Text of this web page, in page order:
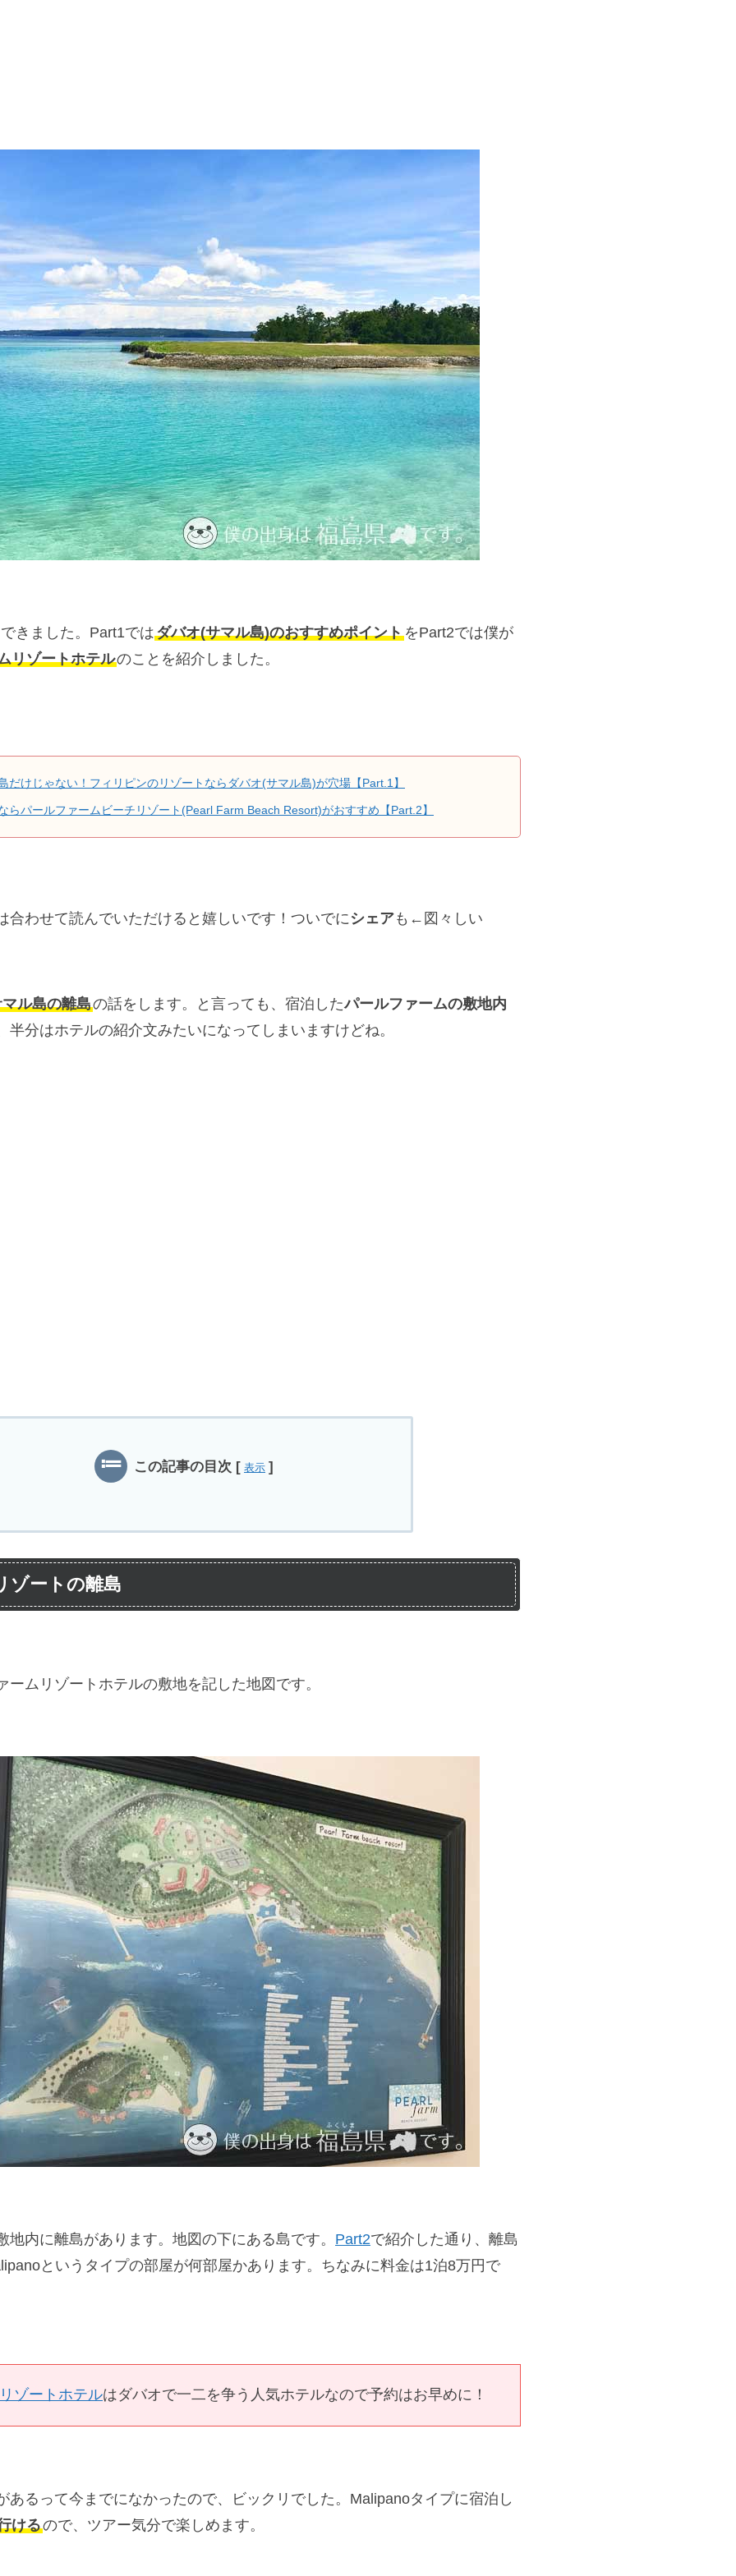
きました。Part1ではダバオ(サマル島)のおすすめポイント をPart2では僕が
リゾートホテルのことを紹介しました。
だけじゃない！フィリピンのリゾートならダバオ(サマル島)が穴場【Part.1】
らパールファームビーチリゾート(Pearl Farm Beach Resort)がおすすめ【Part.2】
合わせて読んでいただけると嬉しいです！ついでに シェアも←図々しい
ル島の離島の話をします。と言っても、宿泊したパールファームの敷地内
半分はホテルの紹介文みたいになってしまいますけどね。
この記事の目次 [ 表示 ]
ゾートの離島
ームリゾートホテルの敷地を記した地図です。
地内に離島があります。地図の下にある島です。 Part2で紹介した通り、離島
というタイプの部屋が何部屋かあります。ちなみに料金は1泊8万円で
ゾートホテルはダバオで一二を争う人気ホテルなので予約はお早めに！
あるって今までになかったので、ビックリでした。Malipanoタイプに宿泊し
けるので、ツアー気分で楽しめます。